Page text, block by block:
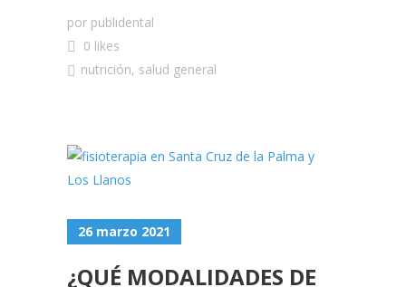
por publidental
0 likes
nutrición, salud general
26 marzo 2021
¿QUÉ MODALIDADES DE